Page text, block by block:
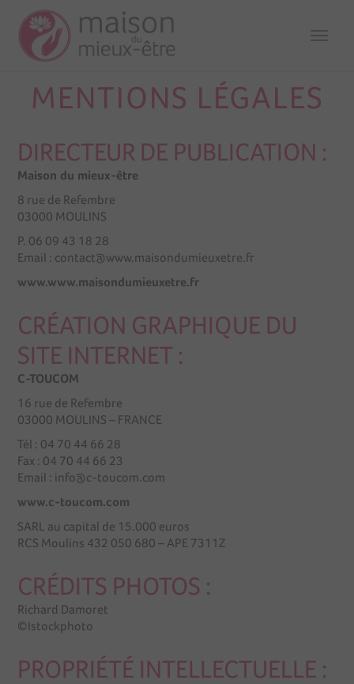
MENTIONS LÉGALES
DIRECTEUR DE PUBLICATION :
Maison du mieux-être
8 rue de Refembre
03000 MOULINS
P. 06 09 43 18 28
Email : contact@www.maisondumieuxetre.fr
www.www.maisondumieuxetre.fr
CRÉATION GRAPHIQUE DU
SITE INTERNET :
C-TOUCOM
16 rue de Refembre
03000 MOULINS – FRANCE
Tél : 04 70 44 66 28
Fax : 04 70 44 66 23
Email : info@c-toucom.com
www.c-toucom.com
SARL au capital de 15.000 euros
RCS Moulins 432 050 680 – APE 7311Z
CRÉDITS PHOTOS :
Richard Damoret
©Istockphoto
PROPRIÉTÉ INTELLECTUELLE :